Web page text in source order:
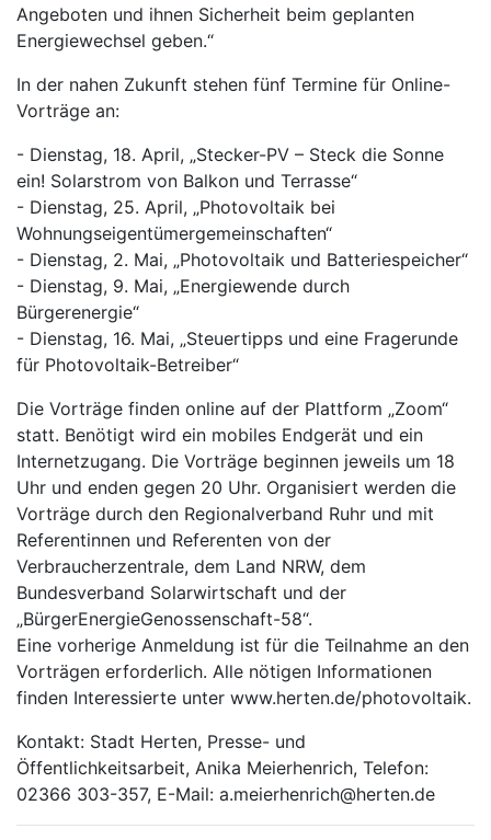
Angeboten und ihnen Sicherheit beim geplanten
Energiewechsel geben.“
In der nahen Zukunft stehen fünf Termine für Online-
Vorträge an:
- Dienstag, 18. April, „Stecker-PV – Steck die Sonne
ein! Solarstrom von Balkon und Terrasse“
- Dienstag, 25. April, „Photovoltaik bei
Wohnungseigentümergemeinschaften“
- Dienstag, 2. Mai, „Photovoltaik und Batteriespeicher“
- Dienstag, 9. Mai, „Energiewende durch
Bürgerenergie“
- Dienstag, 16. Mai, „Steuertipps und eine Fragerunde
für Photovoltaik-Betreiber“
Die Vorträge finden online auf der Plattform „Zoom“
statt. Benötigt wird ein mobiles Endgerät und ein
Internetzugang. Die Vorträge beginnen jeweils um 18
Uhr und enden gegen 20 Uhr. Organisiert werden die
Vorträge durch den Regionalverband Ruhr und mit
Referentinnen und Referenten von der
Verbraucherzentrale, dem Land NRW, dem
Bundesverband Solarwirtschaft und der
„BürgerEnergieGenossenschaft-58“.
Eine vorherige Anmeldung ist für die Teilnahme an den
Vorträgen erforderlich. Alle nötigen Informationen
finden Interessierte unter www.herten.de/photovoltaik.
Kontakt: Stadt Herten, Presse- und
Öffentlichkeitsarbeit, Anika Meierhenrich, Telefon:
02366 303-357, E-Mail: a.meierhenrich@herten.de